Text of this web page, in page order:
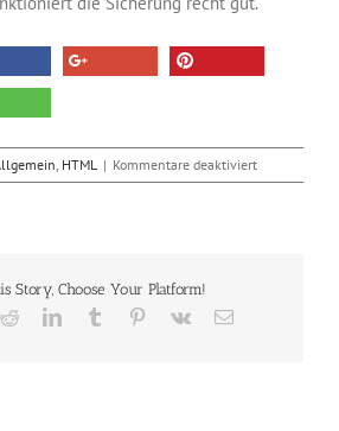
HTML | Kommentare deaktiviertfür
Finger
Story, Choose Your Platform!
RedditLinkedInTumblr Pinterest
Vk
E-